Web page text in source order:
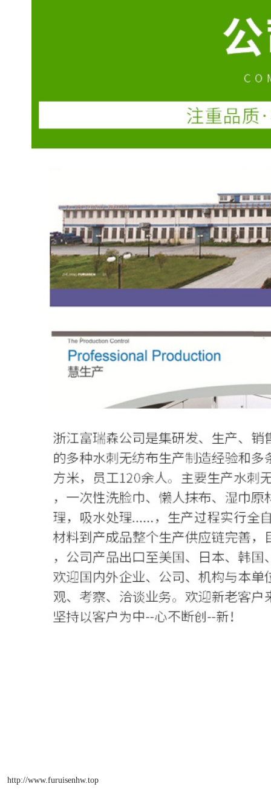
http://www.furuisenhw.top